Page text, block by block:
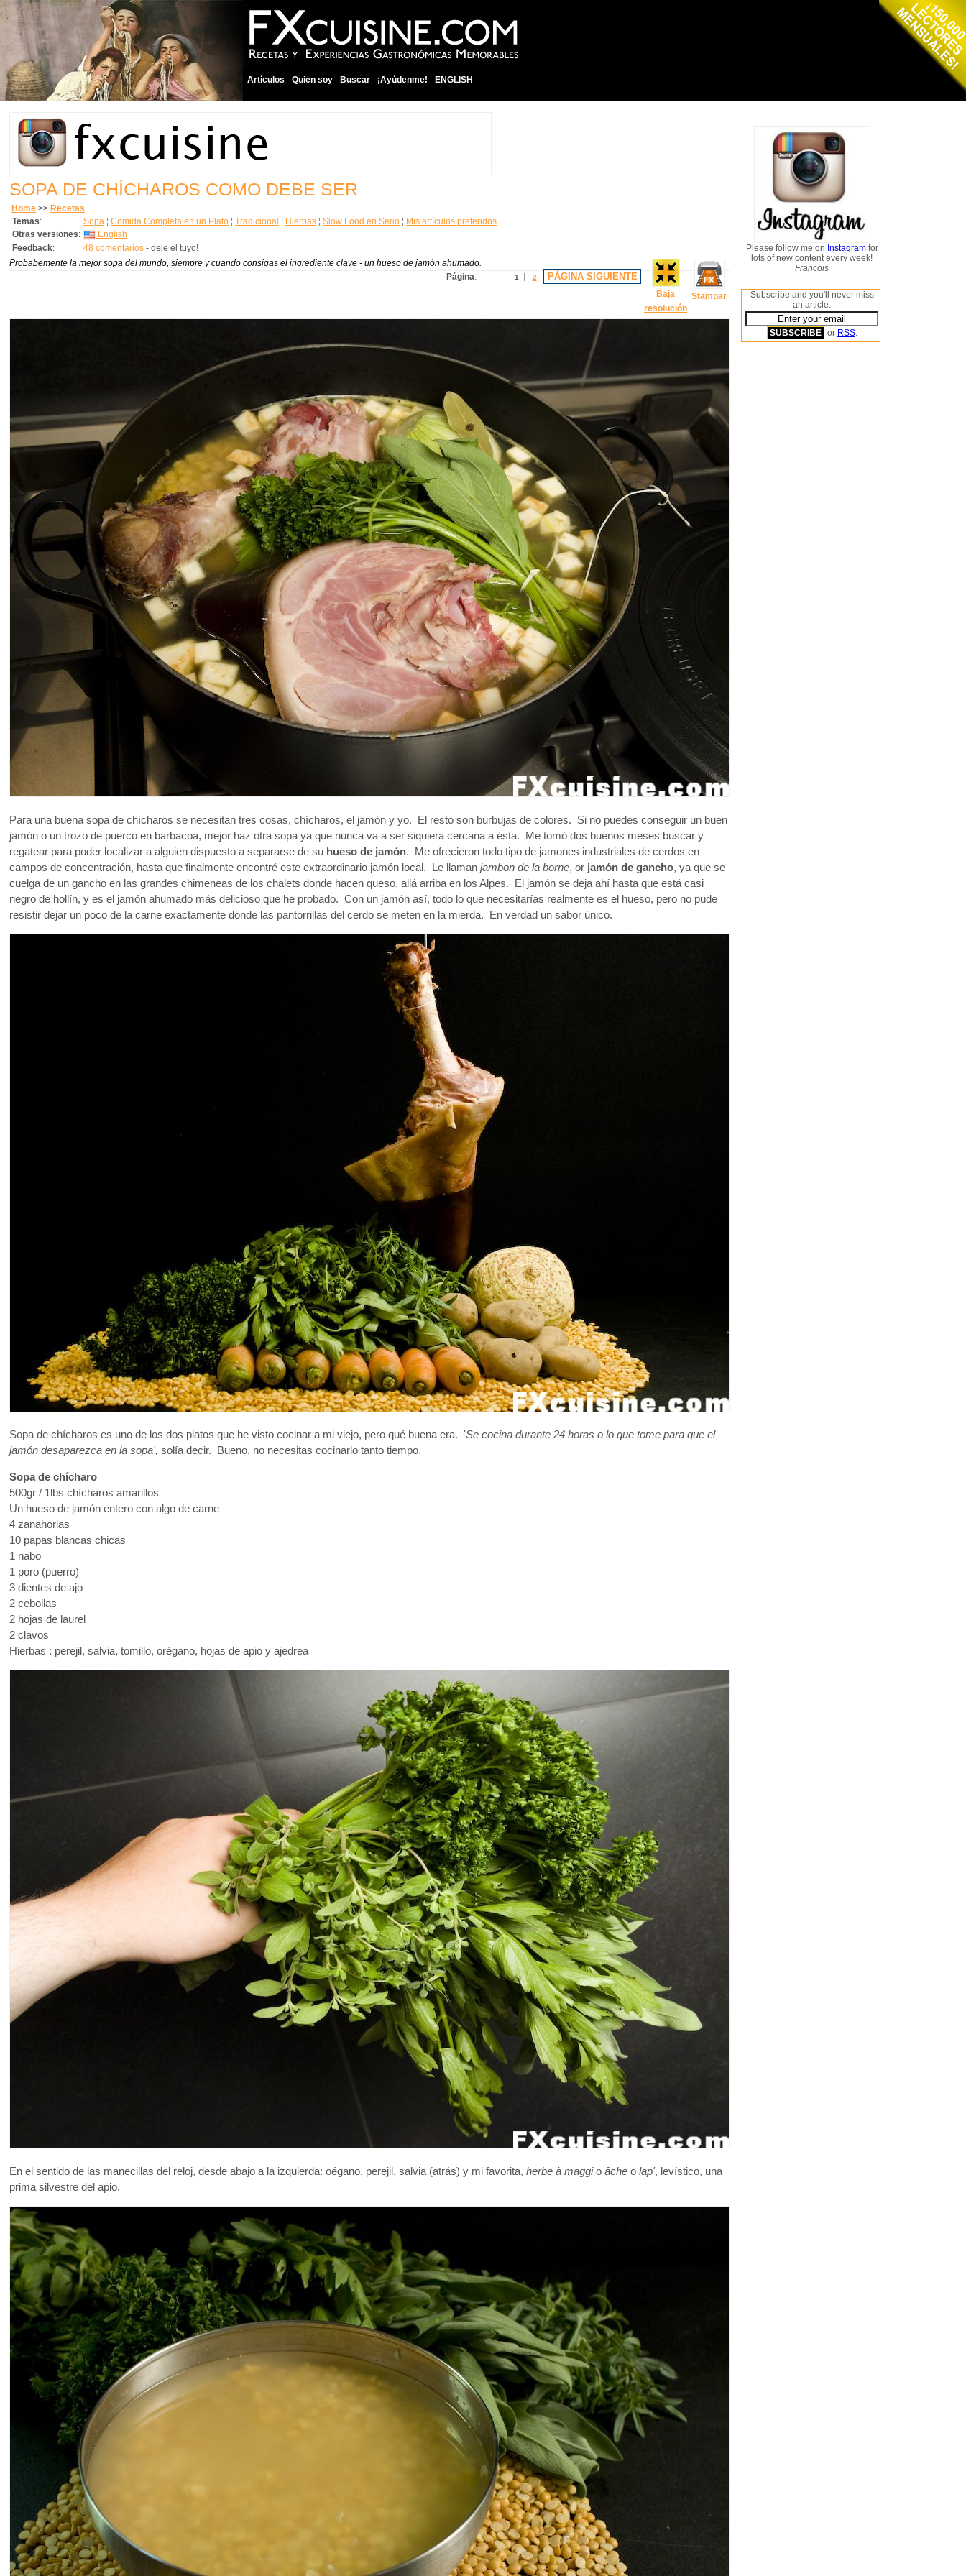
Artículos Quien soy Buscar ¡Ayúdenme! ENGLISH
SOPA DE CHÍCHAROS COMO DEBE SER
Home >> Recetas
Temas: Sopa ¦ Comida Completa en un Plato ¦ Tradicional ¦ Hierbas ¦ Slow Food en Serio ¦ Mis artículos preferidos
Otras versiones:
English
Feedback: 48 comentarios - deje el tuyo!
Baja
resolución
Stampar
Probabemente la mejor sopa del mundo, siempre y cuando consigas el ingrediente clave - un hueso de jamón ahumado.
Página: 1 2 PÁGINA SIGUIENTE
Para una buena sopa de chícharos se necesitan tres cosas, chícharos, el jamón y yo. El resto son burbujas de colores. Si no puedes conseguir un buen
jamón o un trozo de puerco en barbacoa, mejor haz otra sopa ya que nunca va a ser siquiera cercana a ésta. Me tomó dos buenos meses buscar y
regatear para poder localizar a alguien dispuesto a separarse de su hueso de jamón. Me ofrecieron todo tipo de jamones industriales de cerdos en
campos de concentración, hasta que finalmente encontré este extraordinario jamón local. Le llaman jambon de la borne, or jamón de gancho, ya que se
cuelga de un gancho en las grandes chimeneas de los chalets donde hacen queso, allá arriba en los Alpes. El jamón se deja ahí hasta que está casi
negro de hollín, y es el jamón ahumado más delicioso que he probado. Con un jamón así, todo lo que necesitarías realmente es el hueso, pero no pude
resistir dejar un poco de la carne exactamente donde las pantorrillas del cerdo se meten en la mierda. En verdad un sabor único.
Sopa de chícharos es uno de los dos platos que he visto cocinar a mi viejo, pero qué buena era. 'Se cocina durante 24 horas o lo que tome para que el
jamón desaparezca en la sopa', solía decir. Bueno, no necesitas cocinarlo tanto tiempo.
Sopa de chícharo
500gr / 1lbs chícharos amarillos
Un hueso de jamón entero con algo de carne
4 zanahorias
10 papas blancas chicas
1 nabo
1 poro (puerro)
3 dientes de ajo
2 cebollas
2 hojas de laurel
2 clavos
Hierbas : perejil, salvia, tomillo, orégano, hojas de apio y ajedrea
En el sentido de las manecillas del reloj, desde abajo a la izquierda: oégano, perejil, salvia (atrás) y mi favorita, herbe à maggio âche o lap', levístico, una
prima silvestre del apio.
Please follow me on Instagram for
lots of new content every week!
Francois
Subscribe and you'll never miss
an article:
or RSS.